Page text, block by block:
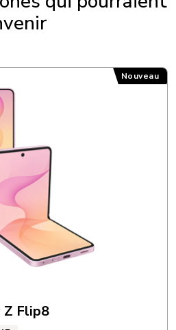
Sim
SM6475
px
6,7 po
Z Flip8
Nouveau